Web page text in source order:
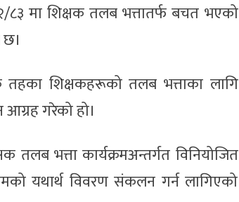
८३ मा शिक्षक तलब भत्तातर्फ बचत भएको
तहका शिक्षकहरूको तलब भत्ताका लागि
गरेको हो।
भत्ता कार्यक्रमअन्तर्गत विनियोजित
यथार्थ विवरण संकलन गर्न लागिएको